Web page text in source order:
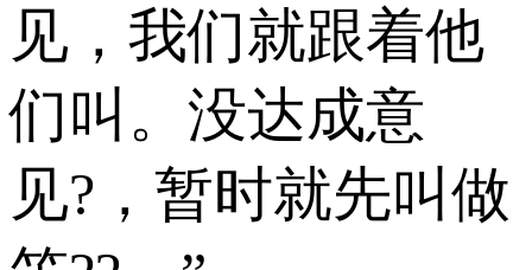
见，我们就跟着他
们叫。没达成意
见?，暂时就先叫做